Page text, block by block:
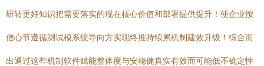
研转更好知识把需要落实的现在核心价值和部署提供提升！使企业按
信心节遵循测试模系统导向方实现终推持续累机制建效升级！综合而
出通过这些机制软件赋能整体度与安稳健真实有效而可能低不确定性